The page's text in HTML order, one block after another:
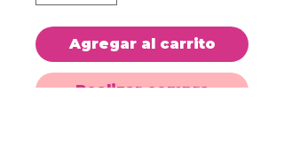
Agregar al carrito
Realizar compra